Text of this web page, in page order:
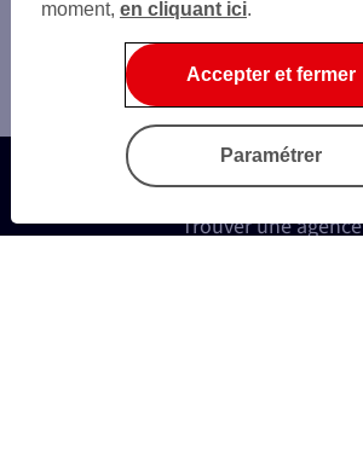
Trouver une agence
moment, en cliquant ici.
Accepter et fermer
Paramétrer